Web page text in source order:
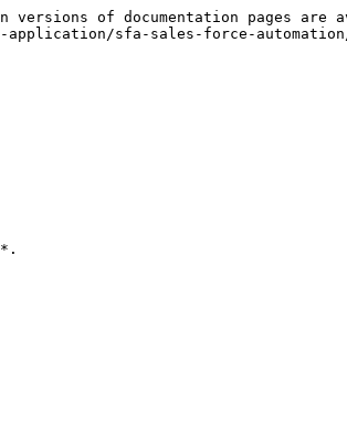
of documentation pages are
sfa-sales-force-automation/